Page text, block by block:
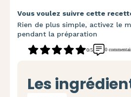
Vous voulez suivre cette
Rien de plus simple, activez le
pendant la préparation
0/5 0
Les